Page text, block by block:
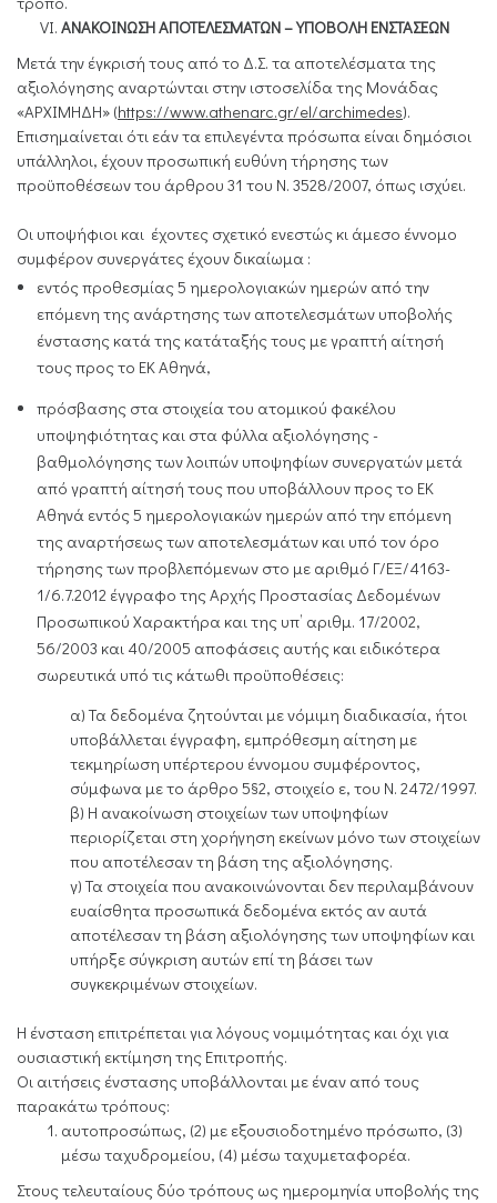
ΑΝΑΚΟΙΝΩΣΗ ΑΠΟΤΕΛΕΣΜΑΤΩΝ – ΥΠΟΒΟΛΗ ΕΝΣΤΑΣΕΩΝ
Μετά την έγκρισή τους από το Δ.Σ. τα αποτελέσματα της
αξιολόγησης αναρτώνται στην ιστοσελίδα της Μονάδας
«ΑΡΧΙΜΗΔΗ» (https://www.athenarc.gr/el/archimedes).
Επισημαίνεται ότι εάν τα επιλεγέντα πρόσωπα είναι δημόσιοι
υπάλληλοι, έχουν προσωπική ευθύνη τήρησης των
προϋποθέσεων του άρθρου 31 του Ν. 3528/2007, όπως ισχύει.
Οι υποψήφιοι και έχοντες σχετικό ενεστώς κι άμεσο έννομο
συμφέρον συνεργάτες έχουν δικαίωμα :
εντός προθεσμίας 5 ημερολογιακών ημερών από την
επόμενη της ανάρτησης των αποτελεσμάτων υποβολής
ένστασης κατά της κατάταξής τους με γραπτή αίτησή
τους προς το ΕΚ Αθηνά,
πρόσβασης στα στοιχεία του ατομικού φακέλου
υποψηφιότητας και στα φύλλα αξιολόγησης -
βαθμολόγησης των λοιπών υποψηφίων συνεργατών μετά
από γραπτή αίτησή τους που υποβάλλουν προς το ΕΚ
Αθηνά εντός 5 ημερολογιακών ημερών από την επόμενη
της αναρτήσεως των αποτελεσμάτων και υπό τον όρο
τήρησης των προβλεπόμενων στο με αριθμό Γ/ΕΞ/4163-
1/6.7.2012 έγγραφο της Αρχής Προστασίας Δεδομένων
Προσωπικού Χαρακτήρα και της υπ’ αριθμ. 17/2002,
56/2003 και 40/2005 αποφάσεις αυτής και ειδικότερα
σωρευτικά υπό τις κάτωθι προϋποθέσεις:
α) Τα δεδομένα ζητούνται με νόμιμη διαδικασία, ήτοι
υποβάλλεται έγγραφη, εμπρόθεσμη αίτηση με
τεκμηρίωση υπέρτερου έννομου συμφέροντος,
σύμφωνα με το άρθρο 5§2, στοιχείο ε, του Ν. 2472/1997.
β) Η ανακοίνωση στοιχείων των υποψηφίων
περιορίζεται στη χορήγηση εκείνων μόνο των στοιχείων
που αποτέλεσαν τη βάση της αξιολόγησης.
γ) Τα στοιχεία που ανακοινώνονται δεν περιλαμβάνουν
ευαίσθητα προσωπικά δεδομένα εκτός αν αυτά
αποτέλεσαν τη βάση αξιολόγησης των υποψηφίων και
υπήρξε σύγκριση αυτών επί τη βάσει των
συγκεκριμένων στοιχείων.
Η ένσταση επιτρέπεται για λόγους νομιμότητας και όχι για
ουσιαστική εκτίμηση της Επιτροπής.
Οι αιτήσεις ένστασης υποβάλλονται με έναν από τους
παρακάτω τρόπους:
αυτοπροσώπως, (2) με εξουσιοδοτημένο πρόσωπο, (3)
μέσω ταχυδρομείου, (4) μέσω ταχυμεταφορέα.
Στους τελευταίους δύο τρόπους ως ημερομηνία υποβολής της